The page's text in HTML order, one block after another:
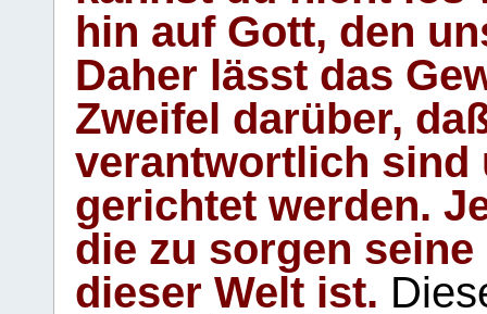
hin auf Gott, den
Daher lässt das
Zweifel darüber,
verantwortlich sind
gerichtet werden.
die zu sorgen
dieser Welt ist.